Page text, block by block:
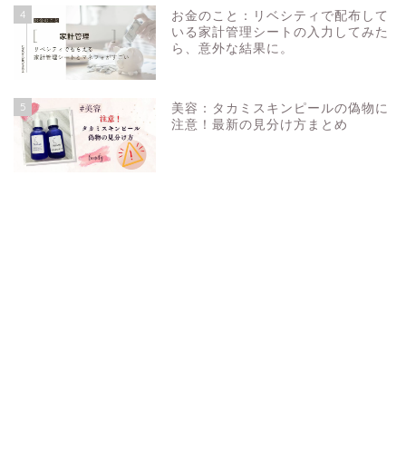
4
お金のこと：リベシティで配布して
いる家計管理シートの入力してみた
ら、意外な結果に。
5
美容：タカミスキンピールの偽物に
注意！最新の見分け方まとめ